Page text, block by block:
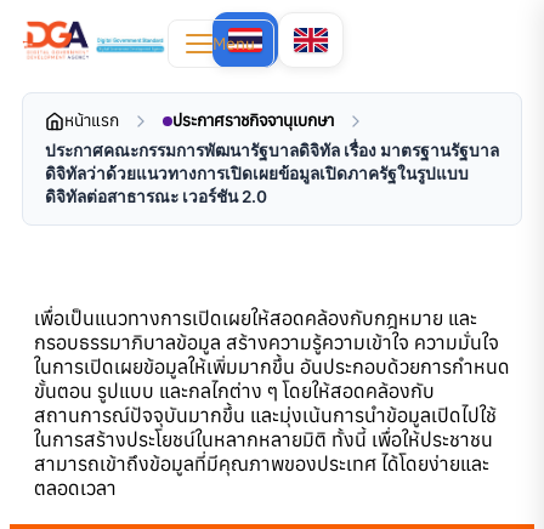
Menu
หน้าแรก ประกาศราชกิจจานุเบกษา
ประกาศคณะกรรมการพัฒนารัฐบาลดิจิทัล เรื่อง มาตรฐานรัฐบาล
ดิจิทัลว่าด้วยแนวทางการเปิดเผยข้อมูลเปิดภาครัฐในรูปแบบ
ดิจิทัลต่อสาธารณะ เวอร์ชัน 2.0
เพื่อเป็นแนวทางการเปิดเผยให้สอดคล้องกับกฎหมาย และ
กรอบธรรมาภิบาลข้อมูล สร้างความรู้ความเข้าใจ ความมั่นใจ
ในการเปิดเผยข้อมูลให้เพิ่มมากขึ้น อันประกอบด้วยการกำหนด
ขั้นตอน รูปแบบ และกลไกต่าง ๆ โดยให้สอดคล้องกับ
สถานการณ์ปัจจุบันมากขึ้น และมุ่งเน้นการนำข้อมูลเปิดไปใช้
ในการสร้างประโยชน์ในหลากหลายมิติ ทั้งนี้ เพื่อให้ประชาชน
สามารถเข้าถึงข้อมูลที่มีคุณภาพของประเทศ ได้โดยง่ายและ
ตลอดเวลา